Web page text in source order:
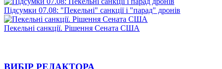
Підсумки 07.08: "Пекельні" санкції і "парад" дронів
Пекельні санкції. Рішення Сената США